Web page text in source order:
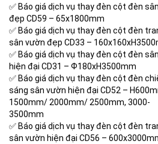
✅ Báo giá dịch vụ thay đèn cột đèn
đẹp CD59 – 65x1800mm
✅ Báo giá dịch vụ thay đèn cột đèn
sân vườn đẹp CD33 –
✅ Báo giá dịch vụ thay đèn cột đèn
hiện đại CD31 – Ф180xH3500mm
✅ Báo giá dịch vụ thay đèn cột đèn
sáng sân vườn hiện đại CD52 –
1500mm/ 2000mm/ 2500mm, 3000-
3500mm
✅ Báo giá dịch vụ thay đèn cột đèn
sân vườn hiện đại CD56 –